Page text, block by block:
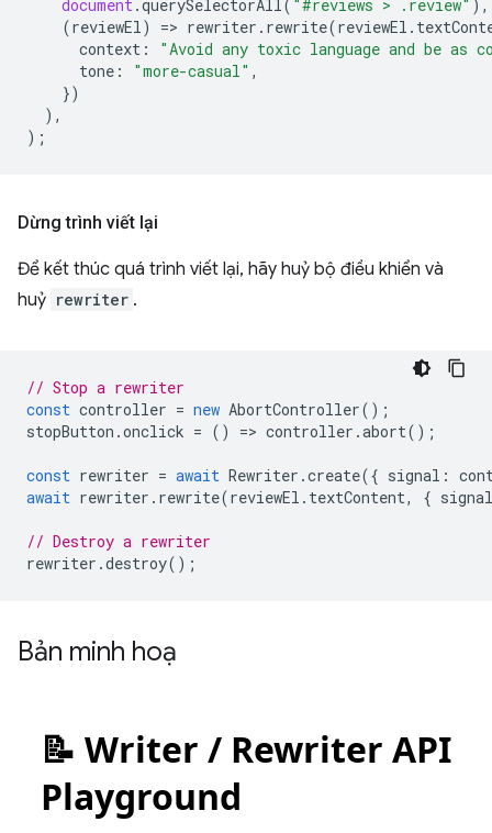
document.querySelectorAll( "#reviews > .review" ),
(reviewEl) => rewriter . rewrite(reviewEl .
context :
"Avoid any toxic language and be as
tone : "more-casual" ,
})
),
);
Dừng trình viết lại
Để kết thúc quá trình viết lại, hãy huỷ bộ điều khiển và
huỷ rewriter .
// Stop a rewriter
const controller = new AbortController();
stopButton .onclick = () => controller .abort();
const rewriter = await Rewriter .create({ signal :
await rewriter . rewrite(reviewEl . textContent, { signal
// Destroy a rewriter
rewriter .destroy();
Bản minh hoạ